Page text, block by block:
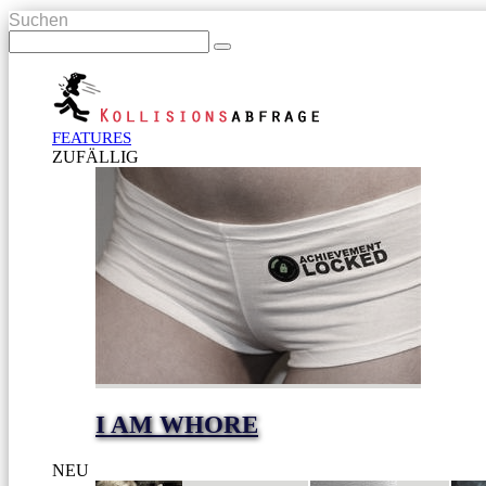
Suchen
FEATURES
ZUFÄLLIG
I AM WHORE
NEU